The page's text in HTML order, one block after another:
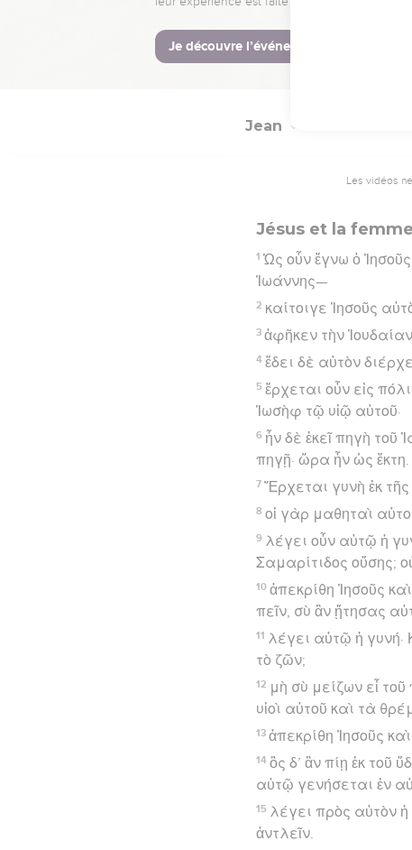
θεοῦ μένει ἐπ’ αὐτόν.
Hébreu : © Westminster
Jean
Les vidéos
Jésus et la
1 Ὡς οὖν ἔγνω ὁ
Ἰωάννης—
2 καίτοιγε Ἰησοῦς
3 ἀφῆκεν τὴν
4 ἔδει δὲ αὐτὸν
5 ἔρχεται οὖν εἰς
Ἰωσὴφ τῷ υἱῷ αὐτοῦ·
6 ἦν δὲ ἐκεῖ πηγὴ τοῦ
πηγῇ· ὥρα ἦν ὡς ἕκτη.
7 Ἔρχεται γυνὴ ἐκ
8 οἱ γὰρ μαθηταὶ
9 λέγει οὖν αὐτῷ ἡ
Σαμαρίτιδος οὔσης;
10 ἀπεκρίθη Ἰησοῦς
πεῖν, σὺ ἂν ᾔτησας
11 λέγει αὐτῷ ἡ γυνή·
τὸ ζῶν;
12 μὴ σὺ μείζων εἶ
υἱοὶ αὐτοῦ καὶ τὰ
13 ἀπεκρίθη Ἰησοῦς
14 ὃς δ’ ἂν πίῃ ἐκ τοῦ
αὐτῷ γενήσεται ἐν
15 λέγει πρὸς αὐτὸν ἡ
ἀντλεῖν.